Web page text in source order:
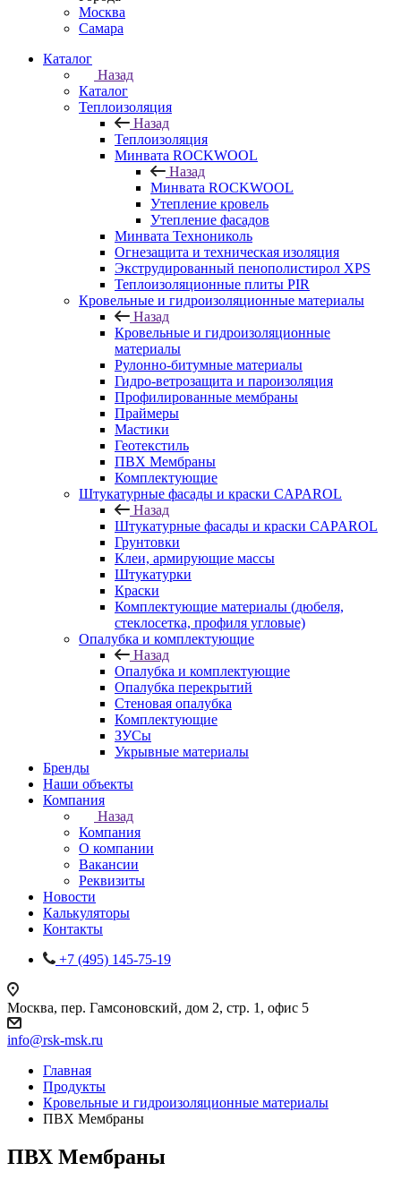
Москва
Самара
Каталог
Назад
Каталог
Теплоизоляция
Назад
Теплоизоляция
Минвата ROCKWOOL
Назад
Минвата ROCKWOOL
Утепление кровель
Утепление фасадов
Минвата Технониколь
Огнезащита и техническая изоляция
Экструдированный пенополистирол XPS
Теплоизоляционные плиты PIR
Кровельные и гидроизоляционные материалы
Назад
Кровельные и гидроизоляционные
материалы
Рулонно-битумные материалы
Гидро-ветрозащита и пароизоляция
Профилированные мембраны
Праймеры
Мастики
Геотекстиль
ПВХ Мембраны
Комплектующие
Штукатурные фасады и краски CAPAROL
Назад
Штукатурные фасады и краски CAPAROL
Грунтовки
Клеи, армирующие массы
Штукатурки
Краски
Комплектующие материалы (дюбеля,
стеклосетка, профиля угловые)
Опалубка и комплектующие
Назад
Опалубка и комплектующие
Опалубка перекрытий
Стеновая опалубка
Комплектующие
ЗУСы
Укрывные материалы
Бренды
Наши объекты
Компания
Назад
Компания
О компании
Вакансии
Реквизиты
Новости
Калькуляторы
Контакты
+7 (495) 145-75-19
Москва, пер. Гамсоновский, дом 2, стр. 1, офис 5
info@rsk-msk.ru
Главная
Продукты
Кровельные и гидроизоляционные материалы
ПВХ Мембраны
ПВХ Мембраны